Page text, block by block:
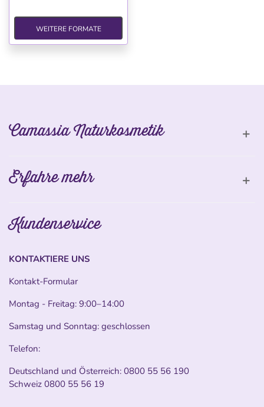
WEITERE FORMATE
Camassia Naturkosmetik
Erfahre mehr
Kundenservice
KONTAKTIERE UNS
Kontakt-Formular
Montag - Freitag: 9:00–14:00
Samstag und Sonntag: geschlossen
Telefon:
Deutschland und Österreich: 0800 55 56 190
Schweiz 0800 55 56 19